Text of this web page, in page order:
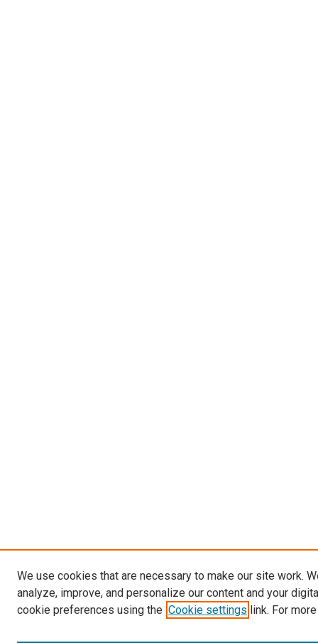
We use cookies that are necessary to make our site work.
analyze, improve, and personalize our content and your
cookie preferences using the Cookie settings link. For